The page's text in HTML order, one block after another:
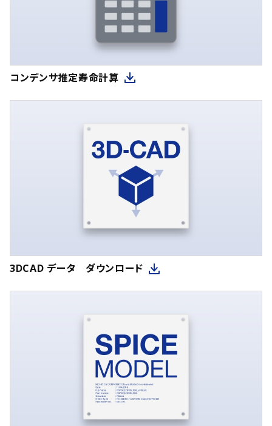
コンデンサ推定寿命計算
3DCAD データ ダウンロード